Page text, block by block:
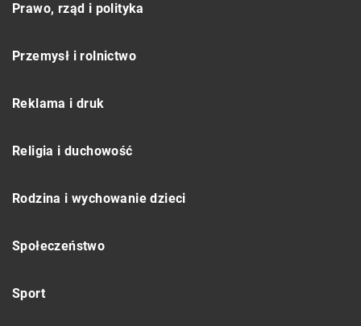
Prawo, rząd i polityka
Przemysł i rolnictwo
Reklama i druk
Religia i duchowość
Rodzina i wychowanie dzieci
Społeczeństwo
Sport